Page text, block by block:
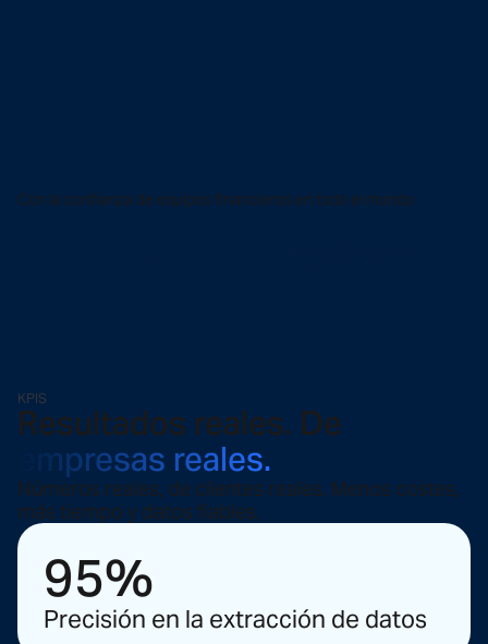
Con la confianza de equipos financieros en todo el mundo
KPIS
Resultados reales. De
empresas reales.
Números reales, de clientes reales. Menos costes,
más tiempo y datos fiables.
95%
Precisión en la extracción de datos